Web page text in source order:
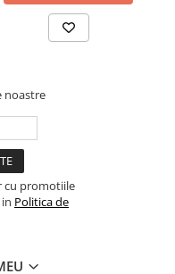
noastre
cu promotiile
Politica de